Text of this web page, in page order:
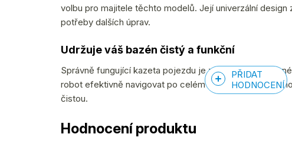
volbu pro majitele těchto modelů. Její univerzální
potřeby dalších úprav.
Udržuje váš bazén čistý a funkční
Správně fungující kazeta pojezdu je základem pro
robot efektivně navigovat po celém bazénu, zajistit
čistou.
Hodnocení produktu
PŘIDAT
HODNOCENÍ